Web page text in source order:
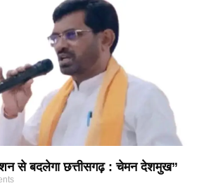
से बदलेगा छत्तीसगढ़ : चेमन देशमुख”